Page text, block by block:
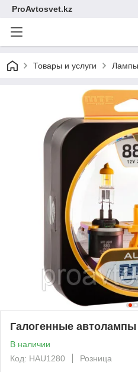
ProAvtosvet.kz
Товары и услуги
Галогенные автолампы
В наличии
Код: HAU1280
Розница